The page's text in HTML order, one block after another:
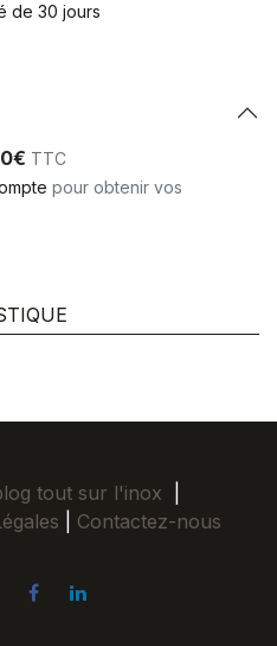
de 30 jours
TTC
pour obtenir vos
tout sur l'inox
Contactez-nous